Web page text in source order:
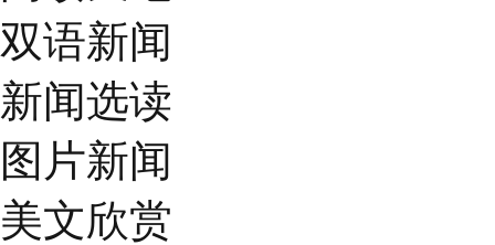
双语新闻
新闻选读
图片新闻
美文欣赏